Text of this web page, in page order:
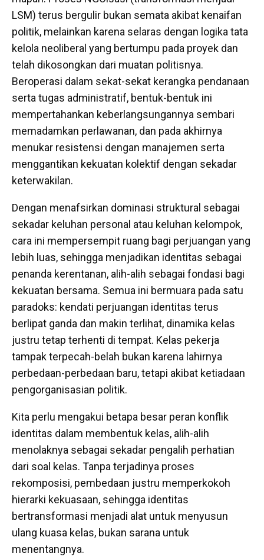
LSM) terus bergulir bukan semata akibat kenaifan
politik, melainkan karena selaras dengan logika tata
kelola neoliberal yang bertumpu pada proyek dan
telah dikosongkan dari muatan politisnya.
Beroperasi dalam sekat-sekat kerangka pendanaan
serta tugas administratif, bentuk-bentuk ini
mempertahankan keberlangsungannya sembari
memadamkan perlawanan, dan pada akhirnya
menukar resistensi dengan manajemen serta
menggantikan kekuatan kolektif dengan sekadar
keterwakilan.
Dengan menafsirkan dominasi struktural sebagai
sekadar keluhan personal atau keluhan kelompok,
cara ini mempersempit ruang bagi perjuangan yang
lebih luas, sehingga menjadikan identitas sebagai
penanda kerentanan, alih-alih sebagai fondasi bagi
kekuatan bersama. Semua ini bermuara pada satu
paradoks: kendati perjuangan identitas terus
berlipat ganda dan makin terlihat, dinamika kelas
justru tetap terhenti di tempat. Kelas pekerja
tampak terpecah-belah bukan karena lahirnya
perbedaan-perbedaan baru, tetapi akibat ketiadaan
pengorganisasian politik.
Kita perlu mengakui betapa besar peran konflik
identitas dalam membentuk kelas, alih-alih
menolaknya sebagai sekadar pengalih perhatian
dari soal kelas. Tanpa terjadinya proses
rekomposisi, pembedaan justru memperkokoh
hierarki kekuasaan, sehingga identitas
bertransformasi menjadi alat untuk menyusun
ulang kuasa kelas, bukan sarana untuk
menentangnya.